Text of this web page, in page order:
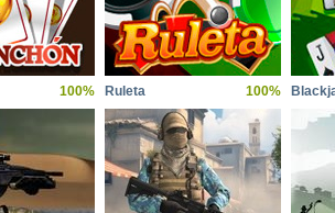
100% Ruleta 100%